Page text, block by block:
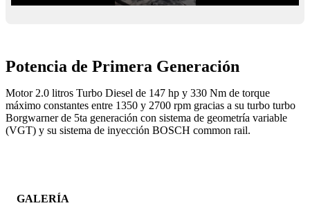
Potencia de Primera Generación
Motor 2.0 litros Turbo Diesel de 147 hp y 330 Nm de torque
máximo constantes entre 1350 y 2700 rpm gracias a su turbo turbo
Borgwarner de 5ta generación con sistema de geometría variable
(VGT) y su sistema de inyección BOSCH common rail.
GALERÍA